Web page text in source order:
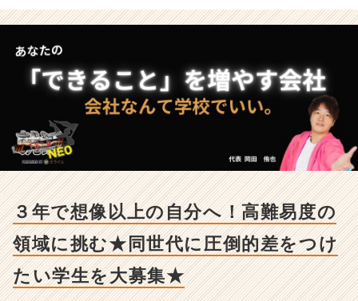
像
以
自
分
へ！
領
域
に
む
３年で想像以上の自分へ！高難易度の
領域に挑む★同世代に圧倒的差をつけ
たい学生を大募集★